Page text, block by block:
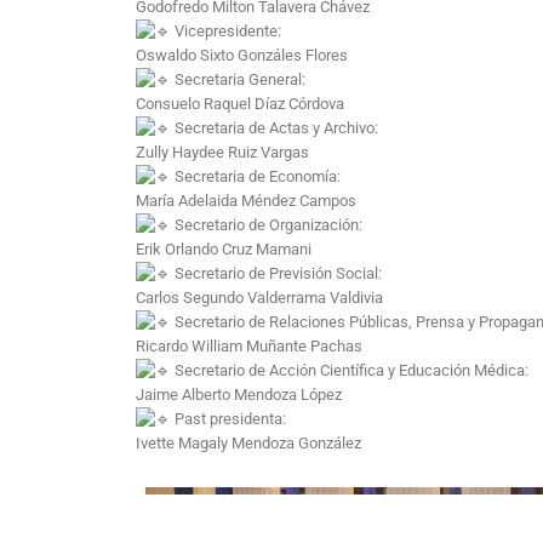
Godofredo Milton Talavera Chávez
Vicepresidente:
Oswaldo Sixto Gonzáles Flores
Secretaria General:
Consuelo Raquel Díaz Córdova
Secretaria de Actas y Archivo:
Zully Haydee Ruiz Vargas
Secretaria de Economía:
María Adelaida Méndez Campos
Secretario de Organización:
Erik Orlando Cruz Mamani
Secretario de Previsión Social:
Carlos Segundo Valderrama Valdivia
Secretario de Relaciones Públicas, Prensa y
Ricardo William Muñante Pachas
Secretario de Acción Científica y Educación Médica:
Jaime Alberto Mendoza López
Past presidenta:
Ivette Magaly Mendoza González